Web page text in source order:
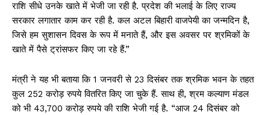
राशि सीधे उनके खाते में भेजी जा रही है. प्रदेश की भलाई के लिए राज्य
सरकार लगातार काम कर रही है. कल अटल बिहारी वाजपेयी का जन्मदिन है,
जिसे हम सुशासन दिवस के रूप में मनाते हैं, और इस अवसर पर श्रमिकों के
खाते में पैसे ट्रांसफर किए जा रहे हैं.”
मंत्री ने यह भी बताया कि 1 जनवरी से 23 दिसंबर तक श्रमिक भवन के तहत
कुल 252 करोड़ रुपये वितरित किए जा चुके हैं. साथ ही, श्रम कल्याण मंडल
को भी 43,700 करोड़ रुपये की राशि भेजी गई है. “आज 24 दिसंबर को